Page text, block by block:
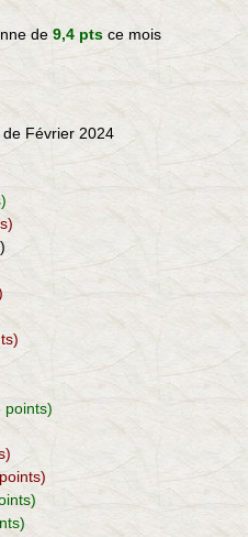
de 9,4 pts ce mois
Février 2024
points)